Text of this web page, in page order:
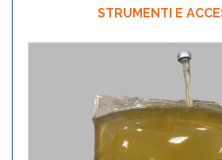
STRUMENTI E